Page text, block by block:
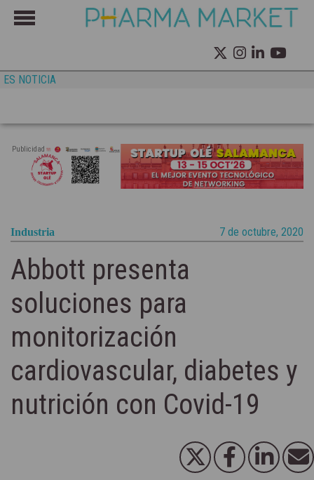
ES NOTICIA
Publicidad
Industria 7 de octubre, 2020
Abbott presenta
soluciones para
monitorización
cardiovascular, diabetes y
nutrición con Covid-19